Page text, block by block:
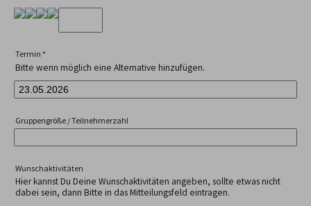
Termin *
Bitte wenn möglich eine Alternative hinzufügen.
Gruppengröße / Teilnehmerzahl
Wunschaktivitäten
Hier kannst Du Deine Wunschaktivitäten angeben, sollte etwas nicht
dabei sein, dann Bitte in das Mitteilungsfeld eintragen.